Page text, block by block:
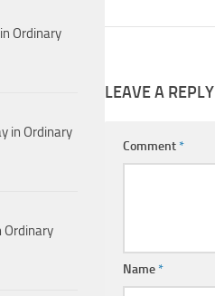
LEAVE A REPLY
Comment*
Name*
Ordinary
in Ordinary
Ordinary